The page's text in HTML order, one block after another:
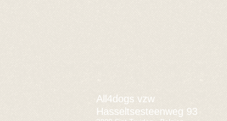
All4dogs vzw
Hasseltsesteenweg 93